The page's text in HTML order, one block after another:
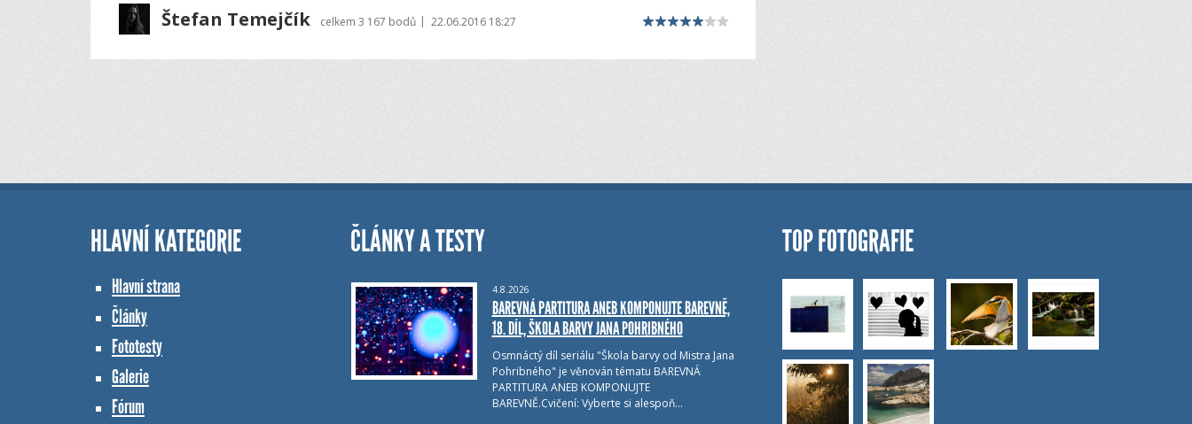
Štefan Temejčík celkem 3 167 bodů | 22.06.2016 18:27
HLAVNÍ KATEGORIE
Hlavní strana
Články
Fototesty
Galerie
Fórum
ČLÁNKY A TESTY
4.8.2026
BAREVNÁ PARTITURA ANEB KOMPONUJTE BAREVNĚ,
18. DÍL, ŠKOLA BARVY JANA POHRIBNÉHO
Osmnáctý díl seriálu "Škola barvy od Mistra Jana
Pohribného" je věnován tématu BAREVNÁ
PARTITURA ANEB KOMPONUJTE
BAREVNĚ.Cvičení: Vyberte si alespoň…
TOP FOTOGRAFIE